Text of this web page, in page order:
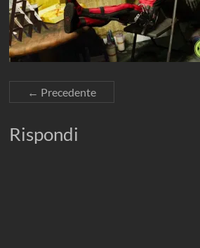
← Precedente
Rispondi